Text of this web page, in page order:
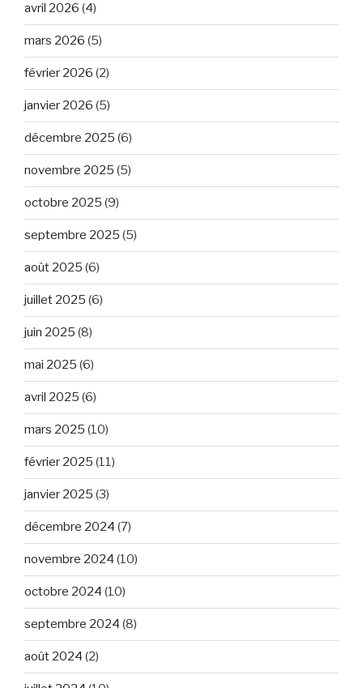
avril 2026 (4)
mars 2026 (5)
février 2026 (2)
janvier 2026 (5)
décembre 2025 (6)
novembre 2025 (5)
octobre 2025 (9)
septembre 2025 (5)
août 2025 (6)
juillet 2025 (6)
juin 2025 (8)
mai 2025 (6)
avril 2025 (6)
mars 2025 (10)
février 2025 (11)
janvier 2025 (3)
décembre 2024 (7)
novembre 2024 (10)
octobre 2024 (10)
septembre 2024 (8)
août 2024 (2)